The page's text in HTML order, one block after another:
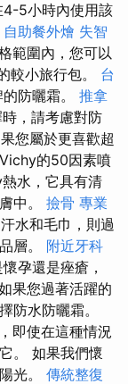
4-5小時內使用該
自助餐外燴 失智
範圍內，您可以
較小旅行包。 台
防曬霜。 推拿
，請考慮對防
您屬於更喜歡超
的50因素噴
水，它具有清
中。 撿骨 專業
水和毛巾，則過
層。 附近牙科
孕還是痤瘡，
果您過著活躍的
防水防曬霜。
即使在這種情況
。 如果我們懷
光。 傳統整復